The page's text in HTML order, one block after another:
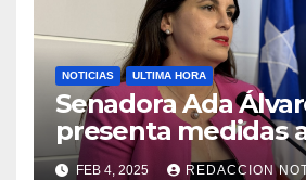
NOTICIAS ULTIMA HORA
Senadora Ada
presenta medidas
violencia en el
FEB 4, 2025 REDACCION